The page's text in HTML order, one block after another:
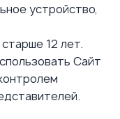
устройство,
12 лет.
Сайт